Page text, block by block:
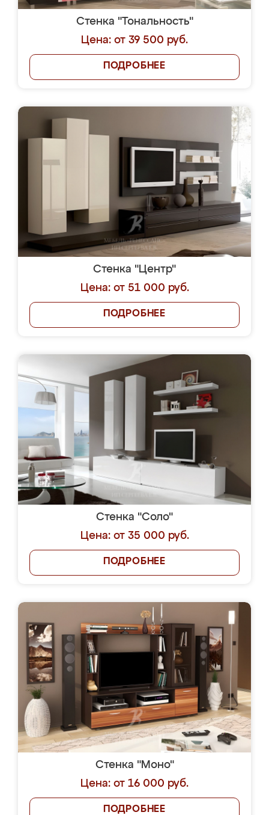
Стенка "Тональность"
Цена: от 39 500 руб.
ПОДРОБНЕЕ
Стенка "Центр"
Цена: от 51 000 руб.
ПОДРОБНЕЕ
Стенка "Соло"
Цена: от 35 000 руб.
ПОДРОБНЕЕ
Стенка "Моно"
Цена: от 16 000 руб.
ПОДРОБНЕЕ